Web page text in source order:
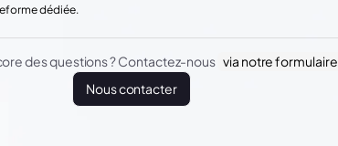
dédiée.
des questions ? Contactez-nous via notre formulaire
Nous contacter